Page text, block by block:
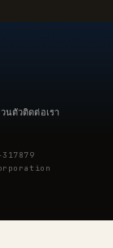
นตัวติดต่อเรา